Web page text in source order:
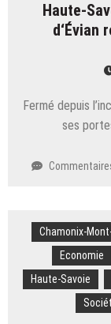
Haute-
d‘Évian
Fermé depuis
ses
Chamonix-
Economie
Haute-Savoie